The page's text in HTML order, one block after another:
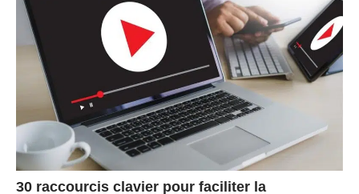
30 raccourcis clavier pour faciliter la